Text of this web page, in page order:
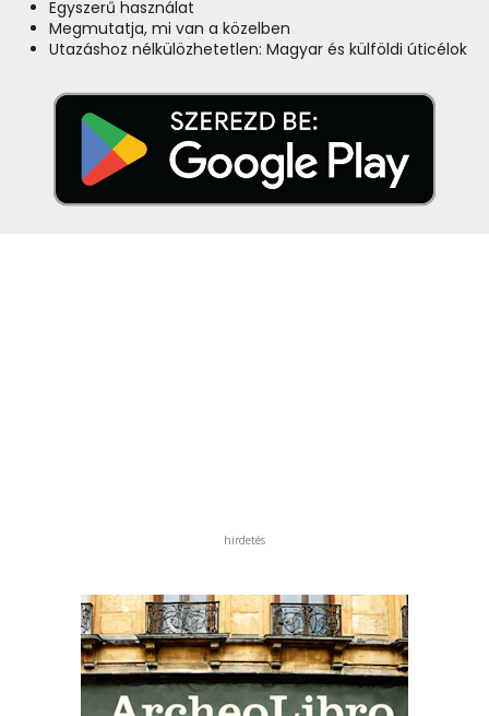
Egyszerű használat
Megmutatja, mi van a közelben
Utazáshoz nélkülözhetetlen: Magyar és külföldi úticélok
hirdetés